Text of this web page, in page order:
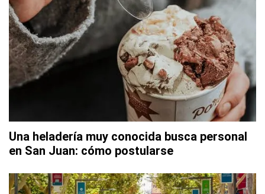
Una heladería muy conocida busca personal
en San Juan: cómo postularse